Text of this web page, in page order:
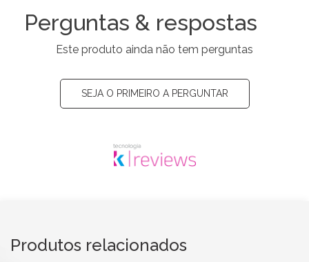
Perguntas & respostas
Este produto ainda não tem perguntas
SEJA O PRIMEIRO A PERGUNTAR
Produtos relacionados